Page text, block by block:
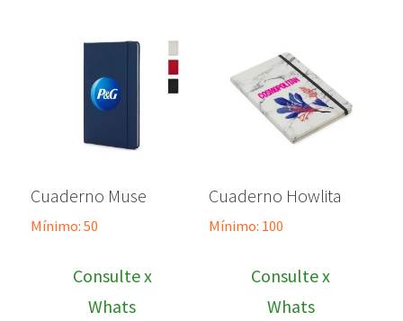
Cuaderno Muse
Mínimo: 50
Consulte x
Whats
Cuaderno Howlita
Mínimo: 100
Consulte x
Whats